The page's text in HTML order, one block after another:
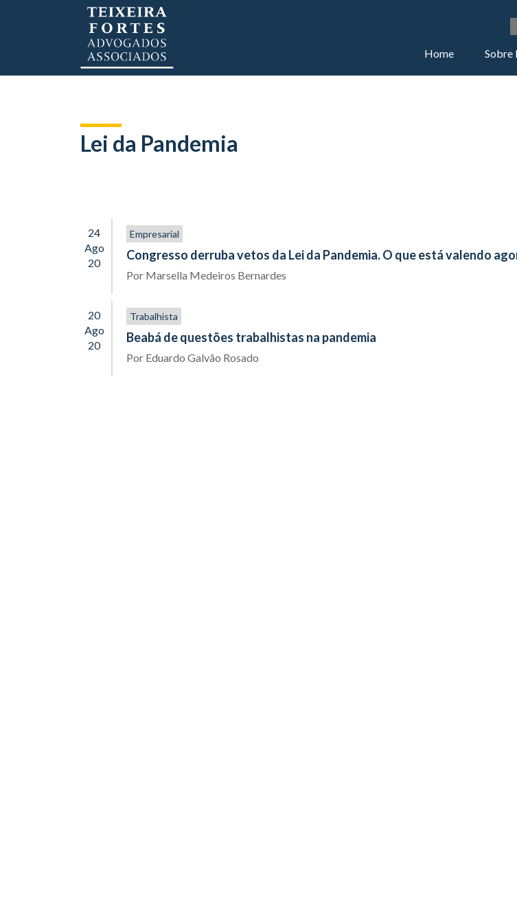
Home Sobre
Lei da Pandemia
24
Ago
20
Empresarial
Congresso derruba vetos da Lei da Pandemia. O que está valendo
Por Marsella Medeiros Bernardes
20
Ago
20
Trabalhista
Beabá de questões trabalhistas na pandemia
Por Eduardo Galvão Rosado